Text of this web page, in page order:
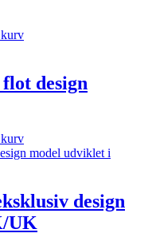
design
design
UK